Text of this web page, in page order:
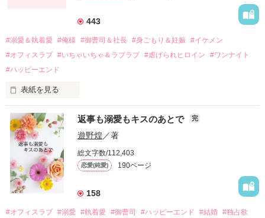
それから約十二年後。
過去の傷から、二度と会いたくないと思っていた哲平に
運命のような再会を果たす。
酔った勢いで一夜を共にしてしまった。
さらに、美桜が初めてだと知った哲平は
『責任をとる、結婚しよう』と真っ直ぐに告げてきた。
戸惑う美桜とは裏腹に、好きという気持ちを隠すことなく
甘やかしてくる。
そんなある日、哲平は美桜がストーカー被害に
遭っていることを知る。
美桜を守るため、哲平は同居を提案してきて――。
夏木美桜(なつきみお)
443
#溺愛＆執着愛 #俺様 #御曹司＆社長 #身ごもり＆妊娠 #イケメン
#オフィスラブ #いちゃいちゃ＆ラブラブ #虐げられヒロイン
#ワンナイト
#ハッピーエンド
表紙を見る
おかしな噂を流されて前の職場でうまくいかなかった梅田美
桜は、海外で傷心旅行をしていたところ、日本人美青年と出会
い、酒の勢いもあり一夜限りの関係となる。
帰国後、美桜は新しい職場でワンナイトした美青年と再会。
なんと彼の正体は、とある財閥御曹司にも関わらず、一族を離
れて起業した新進気鋭の実業家、社内でも冷徹だと評判な社長
――御影恭司その人だったのだ――！
なぜか恭司から飼い猫の世話係を命じられた美桜は、猫の世
の関係となってしまい――？
返事も溺愛もキスのあとで 完
遊野煌 ／著
総文字数/112,403
恋愛(純愛) 190ページ
158
#オフィスラブ #溺愛 #執着愛 #御曹司 #ハッピーエンド #結婚 #独占欲